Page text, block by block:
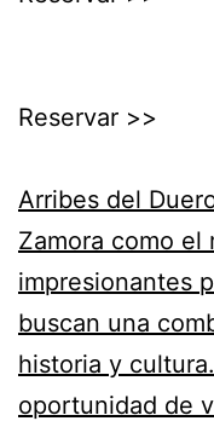
Reservar >>
Arribes del
Zamora como el
impresionantes
buscan una
historia y
oportunidad de